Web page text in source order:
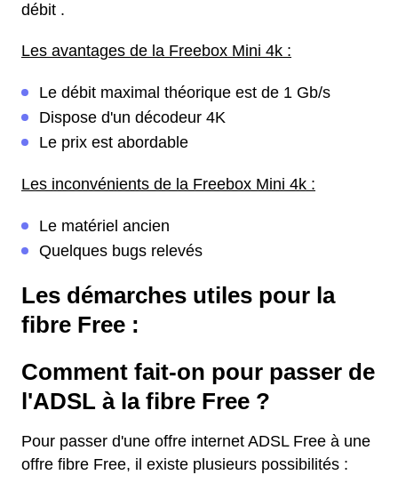
débit .
Les avantages de la Freebox Mini 4k :
Le débit maximal théorique est de 1 Gb/s
Dispose d'un décodeur 4K
Le prix est abordable
Les inconvénients de la Freebox Mini 4k :
Le matériel ancien
Quelques bugs relevés
Les démarches utiles pour la
fibre Free :
Comment fait-on pour passer de
l'ADSL à la fibre Free ?
Pour passer d'une offre internet ADSL Free à une
offre fibre Free, il existe plusieurs possibilités :